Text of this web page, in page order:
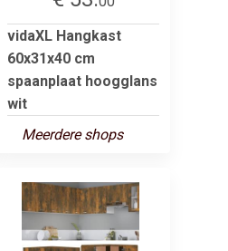
vidaXL Hangkast
60x31x40 cm
spaanplaat hoogglans
wit
Meerdere shops